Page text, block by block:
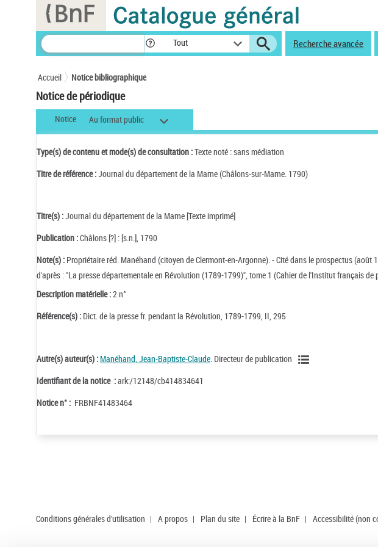
Tout Recherche avancée
Accueil Notice bibliographique
Notice de périodique
Notice Au format public
Type(s) de contenu et mode(s) de consultation :Texte noté : sans médiation
Titre de référence :Journal du département de la Marne (Châlons-sur-Marne. 1790)
Titre(s) :Journal du département de la Marne [Texte imprimé]
Publication :Châlons [?] : [s.n.], 1790
Note(s) : Propriétaire réd. Manéhand (citoyen de Clermont-en-Argonne). - Cité dans le prospectus (août
d'après : "La presse départementale en Révolution (1789-1799)", tome 1 (Cahier de l'Institut français de
Description matérielle :2 n°
Référence(s) : Dict. de la presse fr. pendant la Révolution, 1789-1799, II, 295
Autre(s) auteur(s) : Manéhand, Jean-Baptiste-Claude . Directeur de publication
Identifiant de la notice :ark:/12148/cb414834641
Notice n° : FRBNF41483464
Conditions générales d'utilisation | A propos | Plan du site | Écrire à la BnF | Accessibilité (non
Panneau de gestion des cookies